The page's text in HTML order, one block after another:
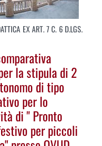
EX ART. 7 C. 6 D.LGS.
la stipula di 2
di tipo
per lo
di " Pronto
per piccoli